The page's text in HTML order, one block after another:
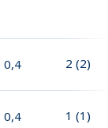
0,4 2 (2)
0,4 1 (1)